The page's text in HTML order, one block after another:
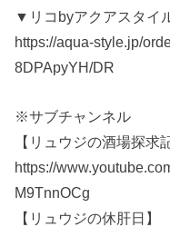
▼リコbyアクアスタイ
https://aqua-style.jp/
8DPApyYH/DR
※サブチャンネル
【リュウジの酒場探求
https://
M9TnnOCg
【リュウジの休肝日】